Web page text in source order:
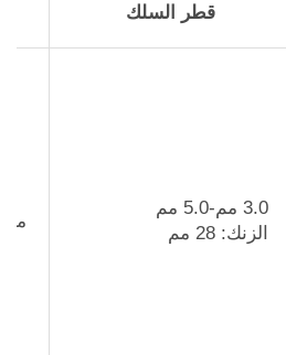
قطر السلك
الزنك: 28 مم
مغلف